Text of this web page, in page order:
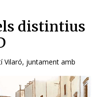
distintius
Vilaró, juntament amb